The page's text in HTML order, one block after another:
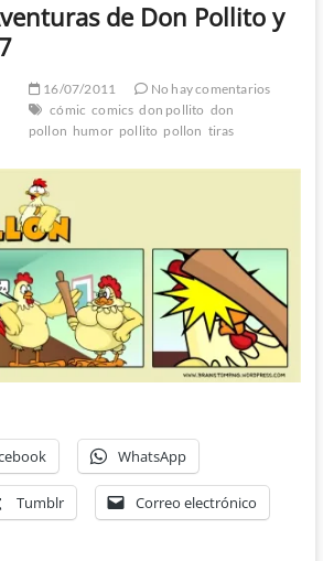
de Don Pollito y
16/07/2011
No hay comentarios
cómic comics don pollito don
pollon humor pollito pollon tiras
WhatsApp
Tumblr Correo electrónico